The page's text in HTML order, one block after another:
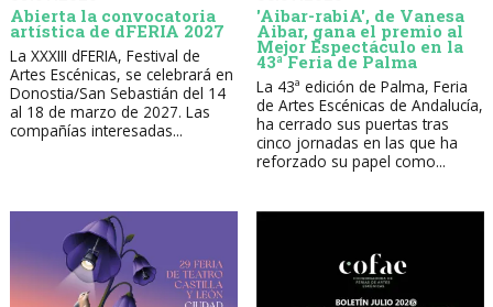
Abierta la convocatoria
artística de dFERIA 2027
La XXXIII dFERIA, Festival de
Artes Escénicas, se celebrará en
Donostia/San Sebastián del 14
al 18 de marzo de 2027. Las
compañías interesadas...
'Aibar-rabiA', de Vanesa
Aibar, gana el premio al
Mejor Espectáculo en la
43ª Feria de Palma
La 43ª edición de Palma, Feria
de Artes Escénicas de Andalucía,
ha cerrado sus puertas tras
cinco jornadas en las que ha
reforzado su papel como...